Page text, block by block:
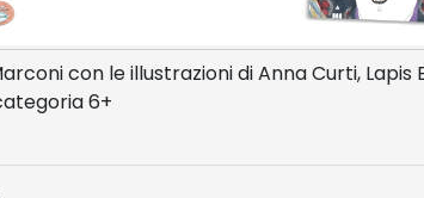
con le illustrazioni di Anna Curti, Lapis
6+